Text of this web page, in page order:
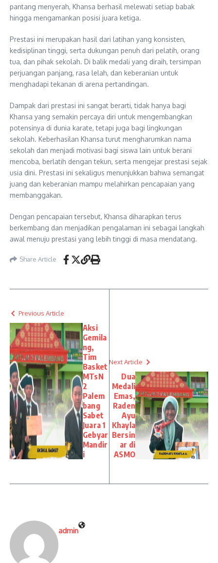
pantang menyerah, Khansa berhasil melewati setiap babak
hingga mengamankan posisi juara ketiga.
Prestasi ini merupakan hasil dari latihan yang konsisten,
kedisiplinan tinggi, serta dukungan penuh dari pelatih, orang
tua, dan pihak sekolah. Di balik medali yang diraih, tersimpan
perjuangan panjang, rasa lelah, dan keberanian untuk
menghadapi tekanan di arena pertandingan.
Dampak dari prestasi ini sangat berarti, tidak hanya bagi
Khansa yang semakin percaya diri untuk mengembangkan
potensinya di dunia karate, tetapi juga bagi lingkungan
sekolah. Keberhasilan Khansa turut mengharumkan nama
sekolah dan menjadi motivasi bagi siswa lain untuk berani
mencoba, berlatih dengan tekun, serta mengejar prestasi sejak
usia dini. Prestasi ini sekaligus menunjukkan bahwa semangat
juang dan keberanian mampu melahirkan pencapaian yang
membanggakan.
Dengan pencapaian tersebut, Khansa diharapkan terus
berkembang dan menjadikan pengalaman ini sebagai langkah
awal menuju prestasi yang lebih tinggi di masa mendatang.
Share Article
Previous Article
Aksi
Gemila
ng,
Tim
Basket
MTsN
2
Palem
bang
Sabet
Juara 1
Gebyar
Mandir
i
Next Article
Dua
Medali
Emas,
Raden
Ayu
Khayla
Bersin
ar di
ASMO
admin